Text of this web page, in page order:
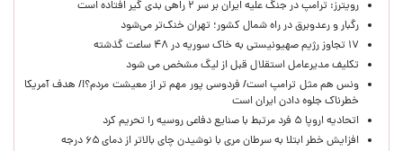
رویترز: ترامپ در جنگ علیه ایران بر سر ۲ راهی بدی گیر افتاده است
رگبار و رعدوبرق در راه شمال کشور؛ تهران خنک‌تر می‌شود
۱۷ تجاوز رژیم صهیونیستی به خاک سوریه در ۴۸ ساعت گذشته
تکلیف مدیرعامل استقلال قبل از لیگ مشخص می شود
ونس هم مثل ترامپ است/ فردوسی پور مهم تر از معیشت مردم؟!/ هدف آمریکا
خطرناک جلوه دادن ایران است
اتحادیه اروپا ۵ فرد مرتبط با صنایع دفاعی روسیه را تحریم کرد
افزایش خطر ابتلا به سرطان مری با نوشیدن چای بالاتر از دمای ۶۵ درجه